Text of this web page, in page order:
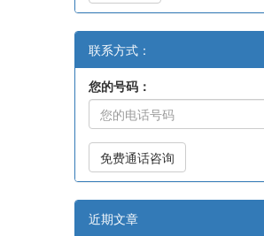
联系方式：
您的号码：
免费通话咨询
近期文章